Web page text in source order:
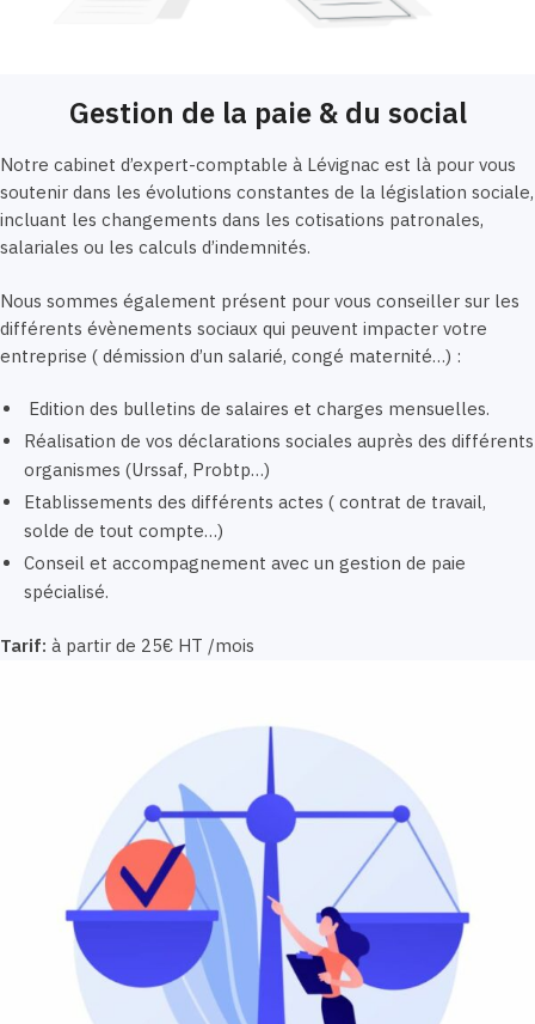
Gestion de la paie & du social
Notre cabinet d’expert-comptable à Lévignac est là pour vous
soutenir dans les évolutions constantes de la législation sociale,
incluant les changements dans les cotisations patronales,
salariales ou les calculs d’indemnités.
Nous sommes également présent pour vous conseiller sur les
différents évènements sociaux qui peuvent impacter votre
entreprise ( démission d’un salarié, congé maternité…) :
Edition des bulletins de salaires et charges mensuelles.
Réalisation de vos déclarations sociales auprès des différents
organismes (Urssaf, Probtp…)
Etablissements des différents actes ( contrat de travail,
solde de tout compte…)
Conseil et accompagnement avec un gestion de paie
spécialisé.
Tarif: à partir de 25€ HT /mois